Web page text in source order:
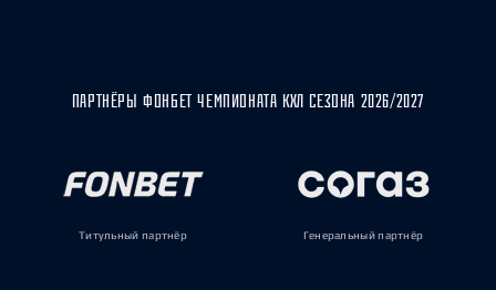
ПАРТНЁРЫ ФОНБЕТ ЧЕМПИОНАТА КХЛ СЕЗОНА 2026/2027
Титульный партнёр Генеральный партнёр